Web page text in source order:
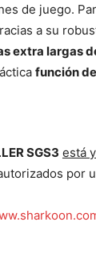
de juego.
a su
extra largas
función
SGS3 está
por